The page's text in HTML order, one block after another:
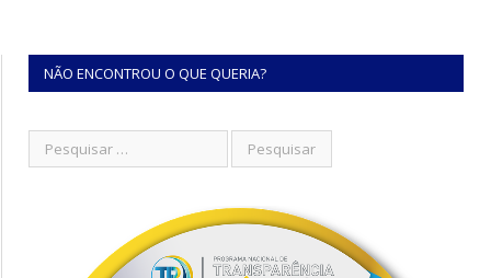
NÃO ENCONTROU O QUE QUERIA?